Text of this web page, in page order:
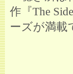
作『The
ーズが満載